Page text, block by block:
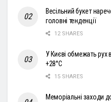
Весільний букет
головні тенденції
12 SHARES
У Києві обмежать рух
+28°С
15 SHARES
Меморіальні заходи